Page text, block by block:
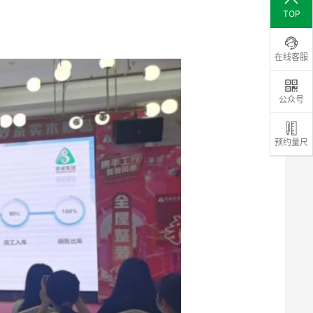
TOP
在线客服
公众号
预约量尺